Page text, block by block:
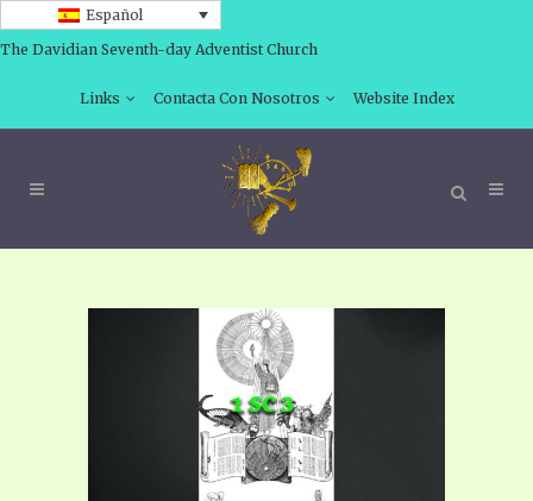
Español
The Davidian Seventh-day Adventist Church
Links Contacta Con Nosotros Website Index